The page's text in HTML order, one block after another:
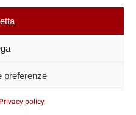
preferenze
Privacy policy
Social